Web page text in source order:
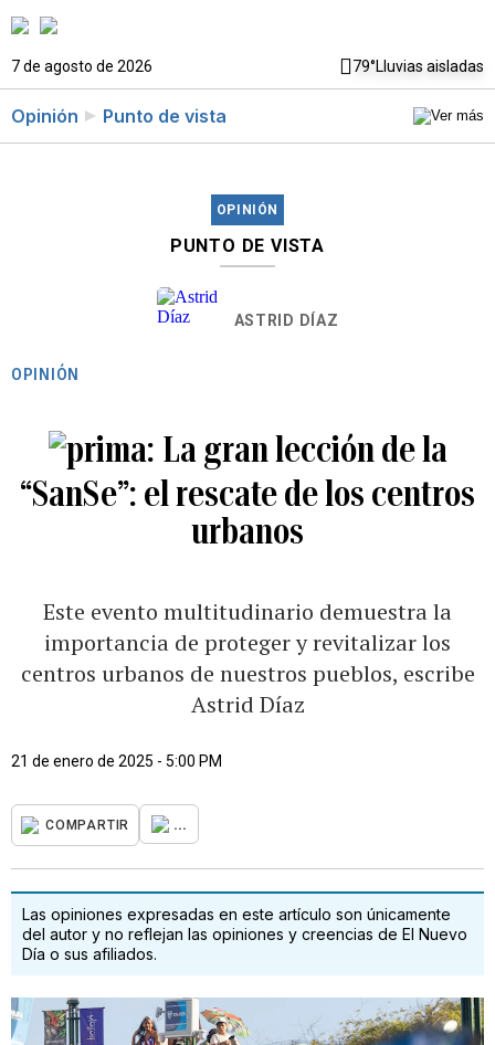
7 de agosto de 2026 79°Lluvias aisladas
Opinión Punto de vista
OPINIÓN
PUNTO DE VISTA
ASTRID DÍAZ
OPINIÓN
La gran lección de la
“SanSe”: el rescate de los centros
urbanos
Este evento multitudinario demuestra la
importancia de proteger y revitalizar los
centros urbanos de nuestros pueblos, escribe
Astrid Díaz
21 de enero de 2025 - 5:00 PM
COMPARTIR ...
Las opiniones expresadas en este artículo son únicamente
del autor y no reflejan las opiniones y creencias de El Nuevo
Día o sus afiliados.